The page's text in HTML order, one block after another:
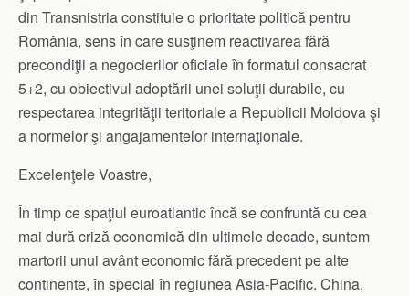
din Transnistria constituie o prioritate politică pentru
România, sens în care susţinem reactivarea fără
precondiţii a negocierilor oficiale în formatul consacrat
5+2, cu obiectivul adoptării unei soluţii durabile, cu
respectarea integrităţii teritoriale a Republicii Moldova şi
a normelor şi angajamentelor internaţionale.
Excelenţele Voastre,
În timp ce spaţiul euroatlantic încă se confruntă cu cea
mai dură criză economică din ultimele decade, suntem
martorii unui avânt economic fără precedent pe alte
continente, în special în regiunea Asia-Pacific. China,